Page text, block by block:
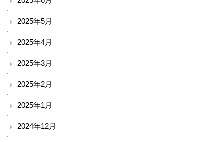
外来のご案内
入院のご案内
小児科を受診される方へ
外来診療表
休診案内
2025年5月
2025年4月
2025年3月
2025年2月
2025年1月
2024年12月